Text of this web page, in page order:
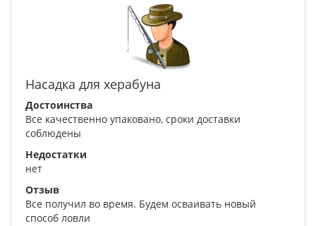
Насадка для херабуна
Достоинства
Все качественно упаковано, сроки доставки
соблюдены
Недостатки
нет
Отзыв
Все получил во время. Будем осваивать новый
способ ловли